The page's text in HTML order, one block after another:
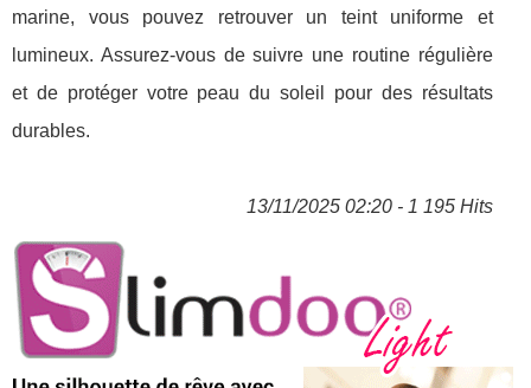
marine, vous pouvez retrouver un teint uniforme et
lumineux. Assurez-vous de suivre une routine régulière
et de protéger votre peau du soleil pour des résultats
durables.
13/11/2025 02:20 - 1 195 Hits